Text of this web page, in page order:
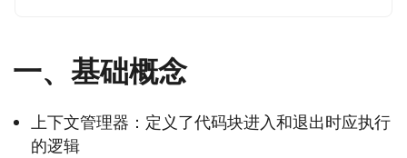
一、基础概念
上下文管理器：定义了代码块进入和退出时应执行
的逻辑